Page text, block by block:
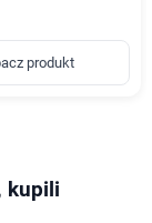
produkt
kupili